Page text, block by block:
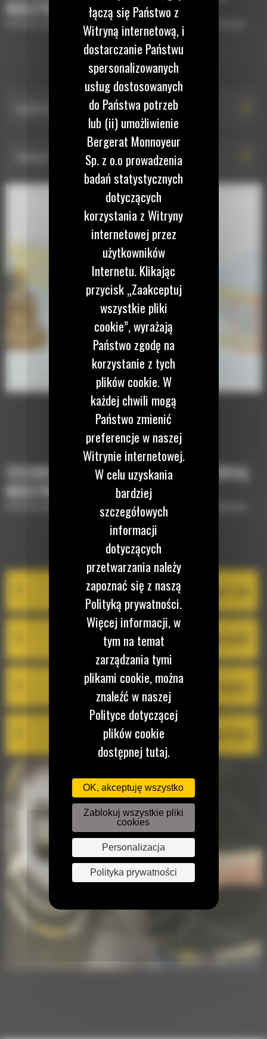
MASZYNĘ
Krótki opis wyposażenia lub osprzętów potrzebnych do uzupełnienia maszyny
ZESTAWY TECHNOLOGII
Cat® Vision System with Personnel Detection
Zestaw Cat® Vision System with Surround Vision
TECHNOLOGIE, KTÓRE UZUPEŁNIĄ TWOJĄ
MASZYNĘ
Krótki opis wyposażenia lub technologii potrzebnych do uzupełnienia maszyny
EQUIPMENT MANAGEMENT
System Cat Product Link
Cat Inspect
łączą się Państwo z
Witryną internetową, i
dostarczanie Państwu
spersonalizowanych
usług dostosowanych
do Państwa potrzeb
lub (ii) umożliwienie
Bergerat Monnoyeur
Sp. z o.o prowadzenia
badań statystycznych
dotyczących
korzystania z Witryny
internetowej przez
użytkowników
Internetu. Klikając
przycisk „Zaakceptuj
wszystkie pliki
cookie”, wyrażają
Państwo zgodę na
korzystanie z tych
plików cookie. W
każdej chwili mogą
Państwo zmienić
preferencje w naszej
Witrynie internetowej.
W celu uzyskania
bardziej
szczegółowych
informacji
dotyczących
przetwarzania należy
zapoznać się z naszą
Polityką prywatności.
Więcej informacji, w
tym na temat
zarządzania tymi
plikami cookie, można
znaleźć w naszej
Polityce dotyczącej
plików cookie
dostępnej tutaj.
OK, akceptuję wszystko
Zablokuj wszystkie pliki
cookies
Personalizacja
Polityka prywatności